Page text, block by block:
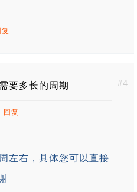
复
#4
要多长的周期
回复
左右，具体您可以直接